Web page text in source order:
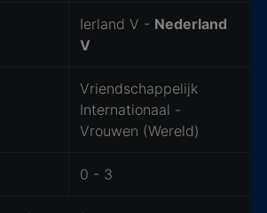
Ierland V - Nederland
V
Vriendschappelijk
Internationaal -
Vrouwen (Wereld)
0 - 3